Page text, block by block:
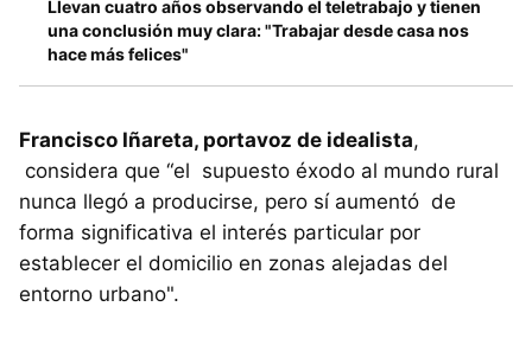
Llevan cuatro años observando el teletrabajo y tienen
una conclusión muy clara: "Trabajar desde casa nos
hace más felices"
Francisco Iñareta, portavoz de idealista,
considera que “el supuesto éxodo al mundo rural
nunca llegó a producirse, pero sí aumentó de
forma significativa el interés particular por
establecer el domicilio en zonas alejadas del
entorno urbano".